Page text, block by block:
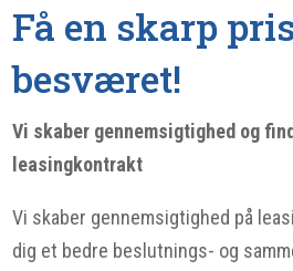
Få en skarp
besværet!
Vi skaber gennemsigtighed og
leasingkontrakt
Vi skaber gennemsigtighed på
dig et bedre beslutnings- og